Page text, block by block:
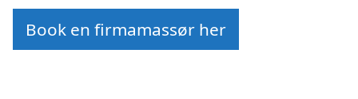
Book en firmamassør her